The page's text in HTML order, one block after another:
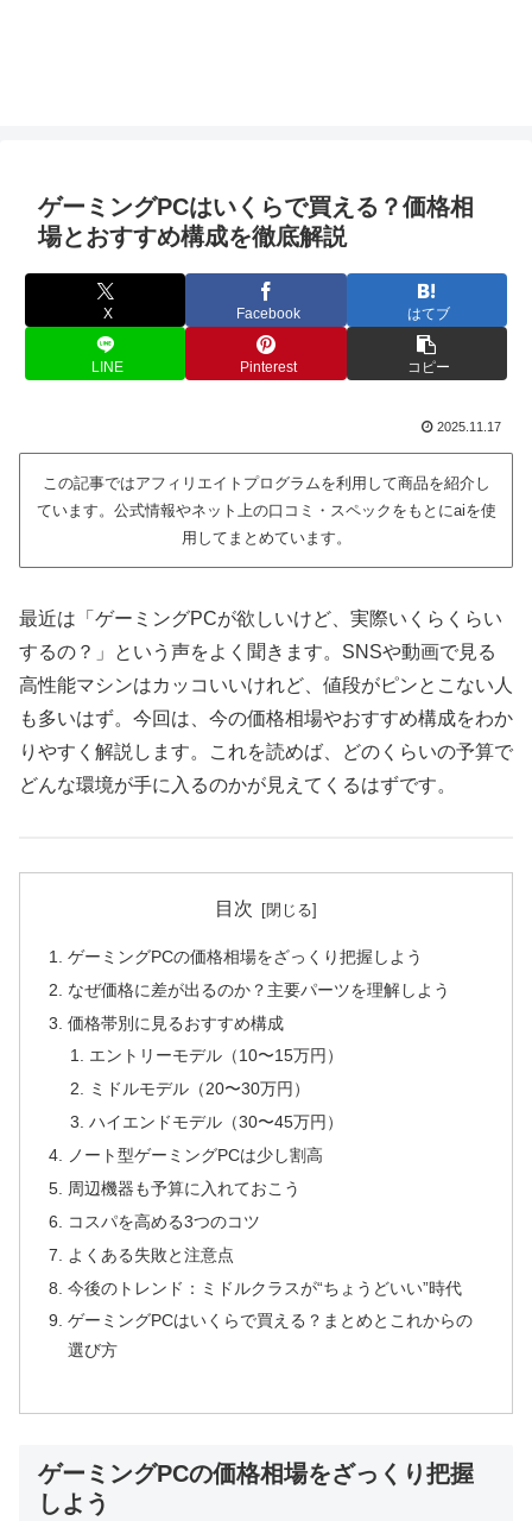
ゲーミングPCはいくらで買える？価格相
場とおすすめ構成を徹底解説
X Facebook はてブ
LINE Pinterest コピー
2025.11.17
この記事ではアフィリエイトプログラムを利用して商品を紹介し
ています。公式情報やネット上の口コミ・スペックをもとにaiを使
用してまとめています。
最近は「ゲーミングPCが欲しいけど、実際いくらくらい
するの？」という声をよく聞きます。SNSや動画で見る
高性能マシンはカッコいいけれど、値段がピンとこない人
も多いはず。今回は、今の価格相場やおすすめ構成をわか
りやすく解説します。これを読めば、どのくらいの予算で
どんな環境が手に入るのかが見えてくるはずです。
目次
ゲーミングPCの価格相場をざっくり把握しよう
なぜ価格に差が出るのか？主要パーツを理解しよう
価格帯別に見るおすすめ構成
エントリーモデル（10〜15万円）
ミドルモデル（20〜30万円）
ハイエンドモデル（30〜45万円）
ノート型ゲーミングPCは少し割高
周辺機器も予算に入れておこう
コスパを高める3つのコツ
よくある失敗と注意点
今後のトレンド：ミドルクラスが“ちょうどいい”時代
ゲーミングPCはいくらで買える？まとめとこれからの
選び方
ゲーミングPCの価格相場をざっくり把握
しよう